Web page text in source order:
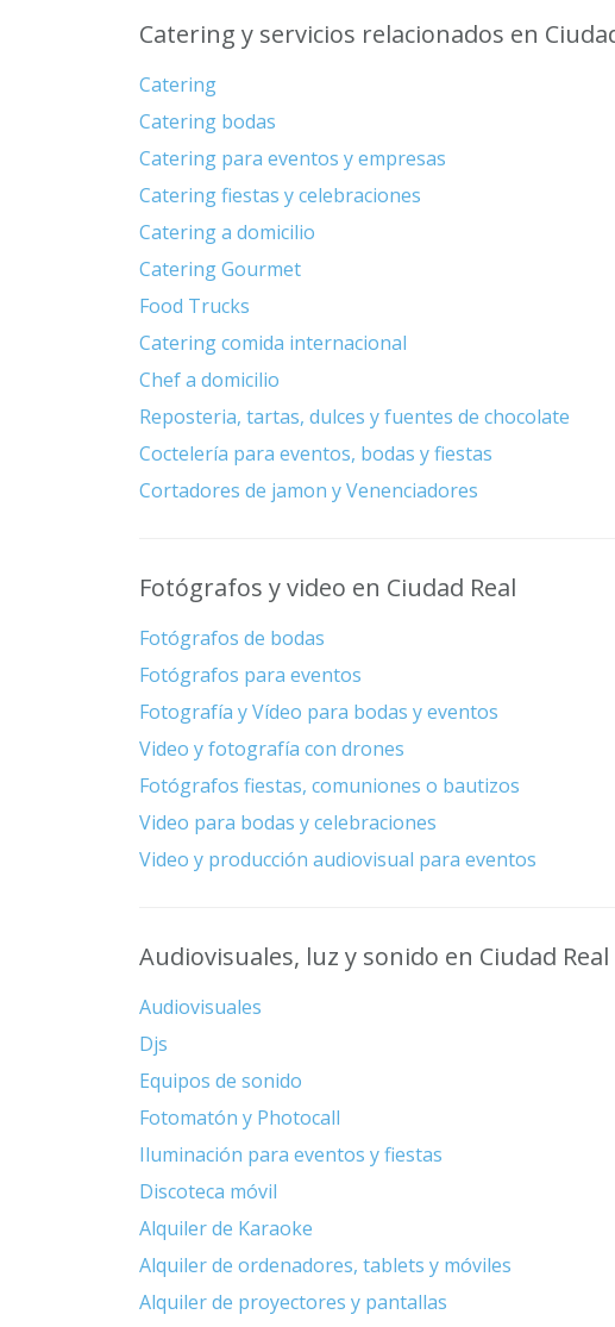
Catering y servicios relacionados en
Catering
Catering bodas
Catering para eventos y empresas
Catering fiestas y celebraciones
Catering a domicilio
Catering Gourmet
Food Trucks
Catering comida internacional
Chef a domicilio
Reposteria, tartas, dulces y fuentes de chocolate
Coctelería para eventos, bodas y fiestas
Cortadores de jamon y Venenciadores
Fotógrafos y video en Ciudad Real
Fotógrafos de bodas
Fotógrafos para eventos
Fotografía y Vídeo para bodas y eventos
Video y fotografía con drones
Fotógrafos fiestas, comuniones o bautizos
Video para bodas y celebraciones
Video y producción audiovisual para eventos
Audiovisuales, luz y sonido en Ciudad Real
Audiovisuales
Djs
Equipos de sonido
Fotomatón y Photocall
Iluminación para eventos y fiestas
Discoteca móvil
Alquiler de Karaoke
Alquiler de ordenadores, tablets y móviles
Alquiler de proyectores y pantallas